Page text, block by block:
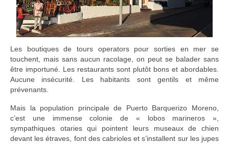
Les boutiques de tours operators pour sorties en mer se
touchent, mais sans aucun racolage, on peut se balader sans
être importuné. Les restaurants sont plutôt bons et abordables.
Aucune insécurité. Les habitants sont gentils et même
prévenants.
Mais la population principale de Puerto Barquerizo Moreno,
c’est une immense colonie de « lobos marineros »,
sympathiques otaries qui pointent leurs museaux de chien
devant les étraves, font des cabrioles et s’installent sur les jupes